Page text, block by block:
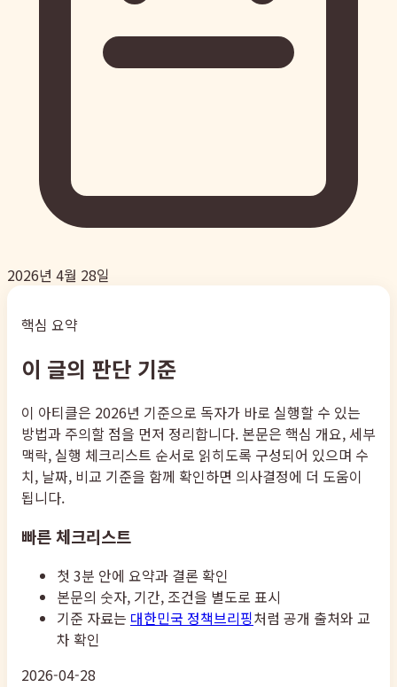
2026년 4월 28일
핵심 요약
이 글의 판단 기준
이 아티클은 2026년 기준으로 독자가 바로 실행할 수 있는
방법과 주의할 점을 먼저 정리합니다. 본문은 핵심 개요, 세부
맥락, 실행 체크리스트 순서로 읽히도록 구성되어 있으며 수
치, 날짜, 비교 기준을 함께 확인하면 의사결정에 더 도움이
됩니다.
빠른 체크리스트
첫 3분 안에 요약과 결론 확인
본문의 숫자, 기간, 조건을 별도로 표시
기준 자료는 대한민국 정책브리핑처럼 공개 출처와 교
차 확인
2026-04-28